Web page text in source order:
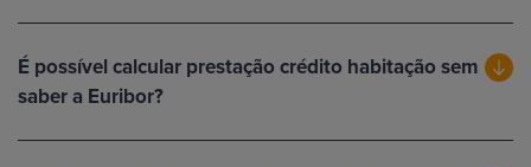
É possível calcular prestação crédito habitação sem
saber a Euribor?